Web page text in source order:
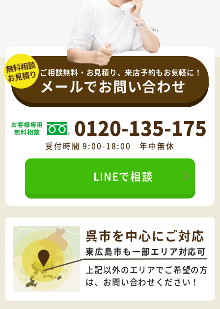
ご相談無料・お見積り、来店予約もお気軽に！
メールでお問い合わせ
0120-135-175
受付時間 9:00-18:00 年中無休
LINEで相談
呉市を中心にご対応
東広島市も一部エリア対応可
上記以外のエリアでご希望の方
は、 お問い合わせください！